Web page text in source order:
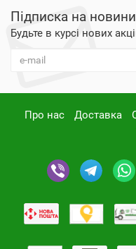
Підписка на новини
Будьте в курсі нових
Про нас Доставка